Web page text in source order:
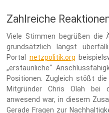
Zahlreiche
Viele Stimmen begrüßen die
grundsätzlich längst
Portal netzpolitik.org
„erstaunliche“
Positionen. Zugleich stößt
Mitgründer Chris Olah bei
anwesend war, in diesem
Gerade Fragen zur